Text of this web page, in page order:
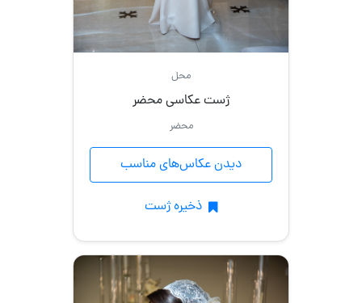
محل
ژست عکاسی محضر
محضر
دیدن عکاس‌های مناسب
ذخیره ژست